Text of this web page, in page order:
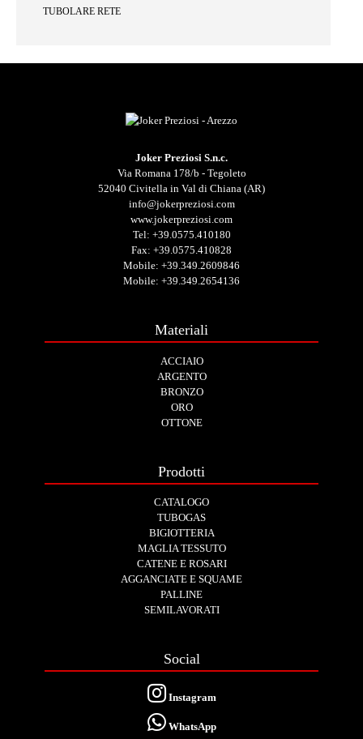
TUBOLARE RETE
Joker Preziosi S.n.c.
Via Romana 178/b - Tegoleto
52040 Civitella in Val di Chiana (AR)
info@jokerpreziosi.com
www.jokerpreziosi.com
Tel: +39.0575.410180
Fax: +39.0575.410828
Mobile: +39.349.2609846
Mobile: +39.349.2654136
Materiali
ACCIAIO
ARGENTO
BRONZO
ORO
OTTONE
Prodotti
CATALOGO
TUBOGAS
BIGIOTTERIA
MAGLIA TESSUTO
CATENE E ROSARI
AGGANCIATE E SQUAME
PALLINE
SEMILAVORATI
Social
Instagram
WhatsApp